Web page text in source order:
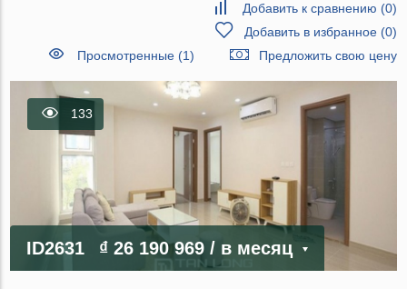
Добавить к сравнению (0)
Добавить в избранное(0)
Просмотренные (1)
Предложить свою цену
133
ID2631 ₫ 26 190 969/ в месяц